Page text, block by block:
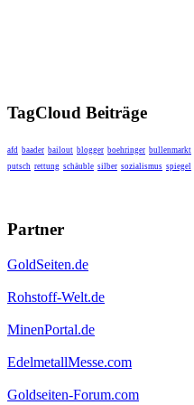
TagCloud Beiträge
afd baader bailout blogger boehringer bullenmarkt
putsch rettung schäuble silber sozialismus spiegel
Partner
GoldSeiten.de
Rohstoff-Welt.de
MinenPortal.de
EdelmetallMesse.com
Goldseiten-Forum.com